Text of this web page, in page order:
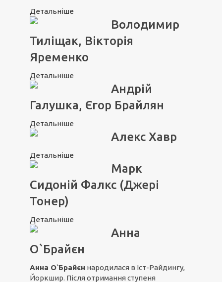
Детальніше
Володимир
Тиліщак, Вікторія
Яременко
Детальніше
Андрій
Галушка, Єгор Брайлян
Детальніше
Алекс Хавр
Детальніше
Марк
Сидоній Фалкс (Джері
Тонер)
Детальніше
Анна
О`Брайєн
Анна О`Брайєн народилася в Іст-Райдингу,
Йоркшир. Після отримання ступеня